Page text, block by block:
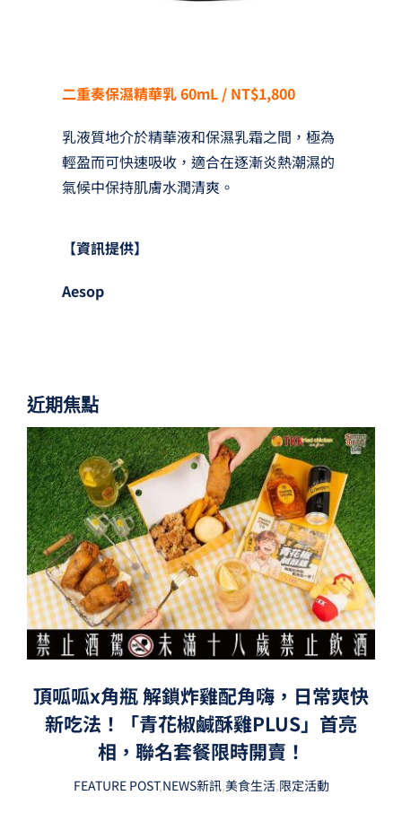
二重奏保濕精華乳 60mL / NT$1,800
乳液質地介於精華液和保濕乳霜之間，極為
輕盈而可快速吸收，適合在逐漸炎熱潮濕的
氣候中保持肌膚水潤清爽。
【資訊提供】
Aesop
近期焦點
頂呱呱x角瓶 解鎖炸雞配角嗨，日常爽快
新吃法！「青花椒鹹酥雞PLUS」首亮
相，聯名套餐限時開賣！
FEATURE POST,NEWS新訊,美食生活,限定活動